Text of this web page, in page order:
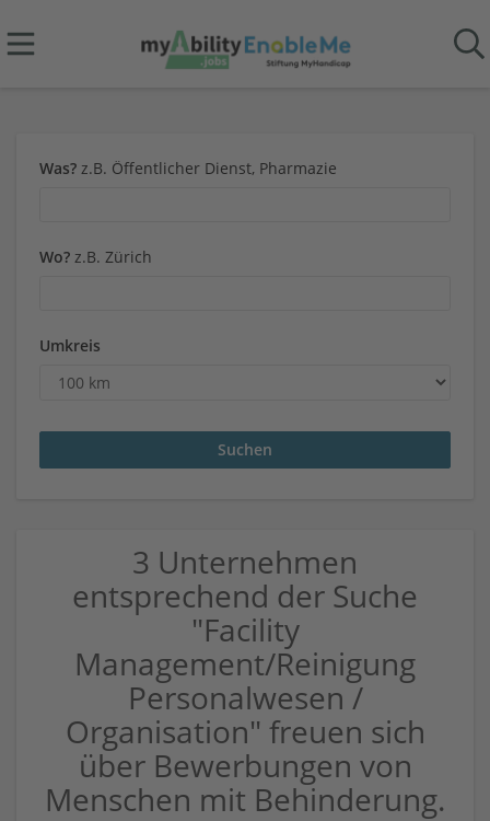
Was? z.B. Öffentlicher Dienst, Pharmazie
Wo? z.B. Zürich
Umkreis
3 Unternehmen
entsprechend der Suche
"Facility
Management/Reinigung
Personalwesen /
Organisation" freuen sich
über Bewerbungen von
Menschen mit Behinderung.